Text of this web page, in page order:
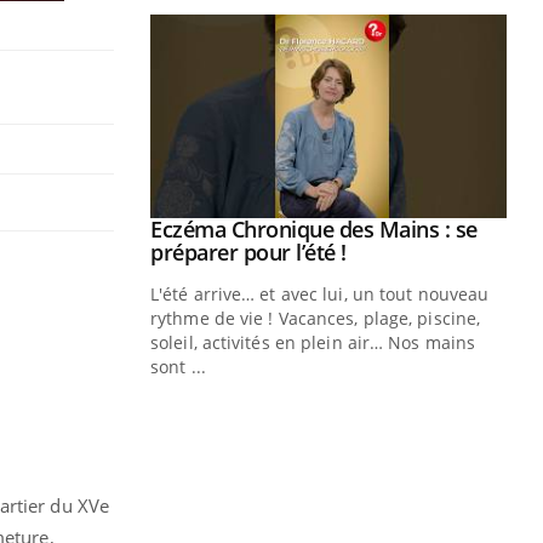
du XVe
Youtube
Eczéma Chronique des Mains : se
préparer pour l’été !Youtube
L'été arrive… et avec lui, un tout nouveau
rythme de vie ! Vacances, plage, piscine,
soleil, activités en plein air… Nos mains
sont ...